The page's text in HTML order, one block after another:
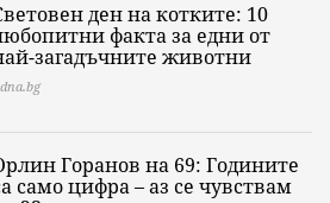
ден на котките: 10
факта за едни от
загадъчните животни
Горанов на 69: Годините
само цифра – аз се чувствам